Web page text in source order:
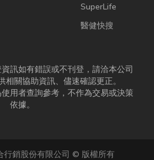
SuperLife
醫健快搜
訊如有錯誤或不刊登，請洽本公司
相關協助資訊、儘速確認更正。
用者查詢參考，不作為交易或決策
依據。
行銷股份有限公司 © 版權所有